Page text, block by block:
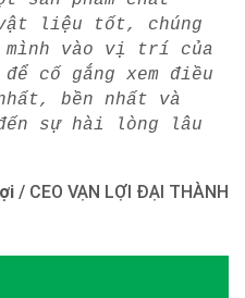
liệu tốt, chúng
vào vị trí của
để cố gắng xem điều
bền nhất và
sự hài lòng lâu
/ CEO VẠN LỢI ĐẠI THÀNH